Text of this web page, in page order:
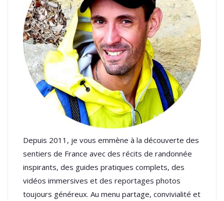
Depuis 2011, je vous emmène à la découverte des
sentiers de France avec des récits de randonnée
inspirants, des guides pratiques complets, des
vidéos immersives et des reportages photos
toujours généreux. Au menu partage, convivialité et